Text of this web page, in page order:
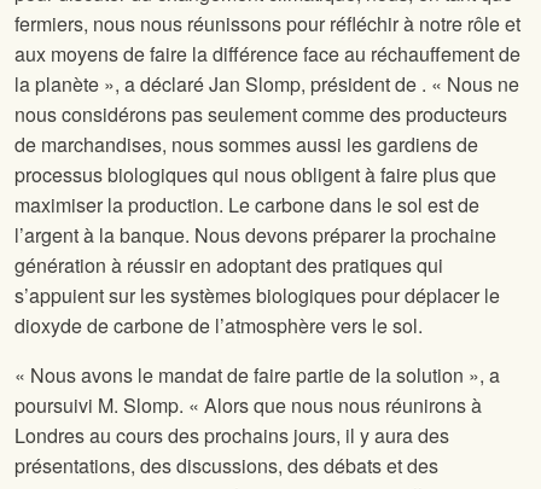
fermiers, nous nous réunissons pour réfléchir à notre rôle et
aux moyens de faire la différence face au réchauffement de
la planète », a déclaré Jan Slomp, président de . « Nous ne
nous considérons pas seulement comme des producteurs
de marchandises, nous sommes aussi les gardiens de
processus biologiques qui nous obligent à faire plus que
maximiser la production. Le carbone dans le sol est de
l’argent à la banque. Nous devons préparer la prochaine
génération à réussir en adoptant des pratiques qui
s’appuient sur les systèmes biologiques pour déplacer le
dioxyde de carbone de l’atmosphère vers le sol.
« Nous avons le mandat de faire partie de la solution », a
poursuivi M. Slomp. « Alors que nous nous réunirons à
Londres au cours des prochains jours, il y aura des
présentations, des discussions, des débats et des